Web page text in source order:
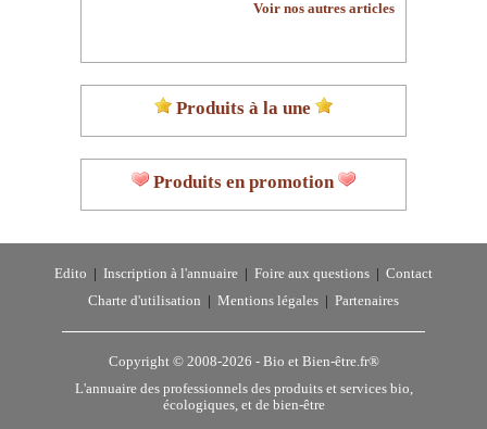
Voir nos autres articles
Produits à la une
Produits en promotion
Edito Inscription à l'annuaire Foire aux questions
Contact
Charte d'utilisation
Mentions légales Partenaires
Copyright © 2008-2026 - Bio et Bien-être.fr®
L'annuaire des professionnels des produits et services bio,
écologiques, et de bien-être